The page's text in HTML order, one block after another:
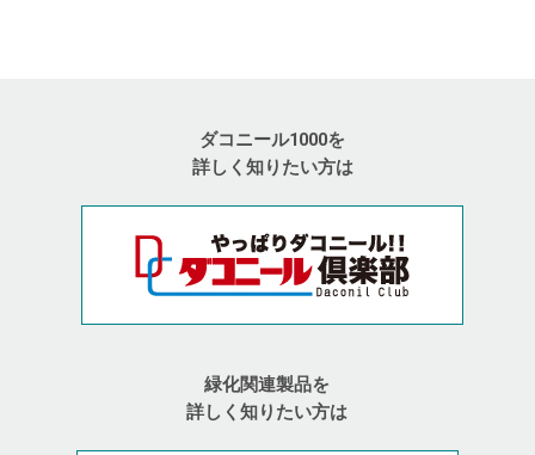
ダコニール1000を
詳しく知りたい方は
緑化関連製品を
詳しく知りたい方は